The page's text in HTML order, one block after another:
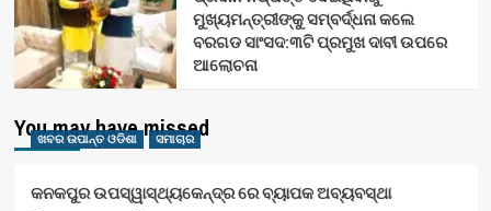
ମୁଖ୍ୟମନ୍ତ୍ରୀଙ୍କୁ ସମ୍ବର୍ଦ୍ଧନା କଲେ
ବରଗଡ ସାଂସଦ:୩ଟି ପ୍ରମୁଖ ଦାବୀ ଉପରେ
ଆଲୋଚନା
You may have missed
ଖବର ଉପାନ୍ତ ଓଡିଶା ସମାଚାର
କନକପୁର ଉପସ୍ୱାସ୍ଥ୍ୟକେନ୍ଦ୍ର ରେ ବ୍ୟାପକ ଅବ୍ୟବସ୍ଥା